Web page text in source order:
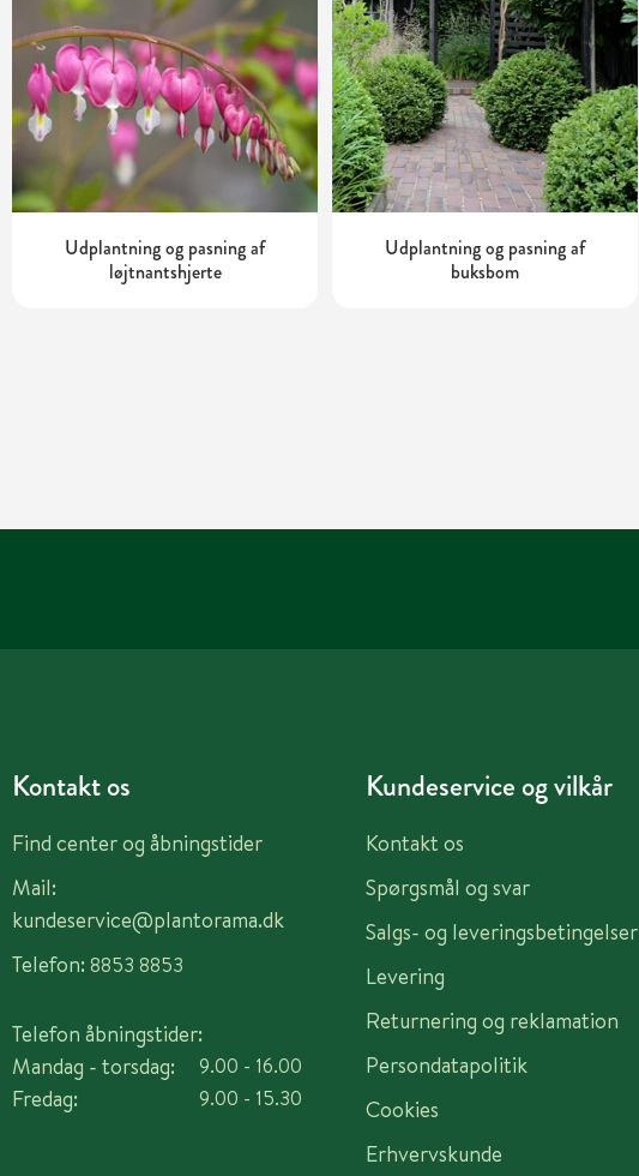
Udplantning og pasning af
løjtnantshjerte
Udplantning og pasning af
buksbom
Kontakt os
Find center og åbningstider
Mail:
kundeservice@plantorama.dk
Telefon: 8853 8853
Telefon åbningstider:
Mandag - torsdag:
Fredag:
9.00 - 16.00
9.00 - 15.30
Kundeservice og vilkår
Kontakt os
Spørgsmål og svar
Salgs- og leveringsbetingelser
Levering
Returnering og reklamation
Persondatapolitik
Cookies
Erhvervskunde